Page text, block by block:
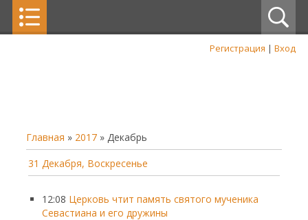
Регистрация | Вход
Главная » 2017 » Декабрь
31 Декабря, Воскресенье
12:08 Церковь чтит память святого мученика
Севастиана и его дружины